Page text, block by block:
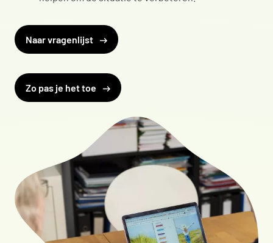
Naar vragenlijst
Zo pas je het toe